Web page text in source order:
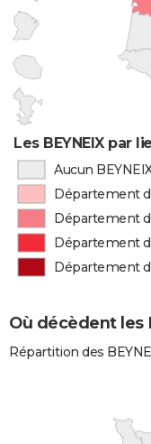
Les BEYNEIX par
Aucun
Département
Département
Département
Département
Où décèdent les
Répartition des